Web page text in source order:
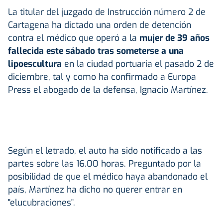
La titular del juzgado de Instrucción número 2 de
Cartagena ha dictado una orden de detención
contra el médico que operó a la mujer de 39 años
fallecida este sábado tras someterse a una
lipoescultura en la ciudad portuaria el pasado 2 de
diciembre, tal y como ha confirmado a Europa
Press el abogado de la defensa, Ignacio Martínez.
Según el letrado, el auto ha sido notificado a las
partes sobre las 16.00 horas. Preguntado por la
posibilidad de que el médico haya abandonado el
país, Martínez ha dicho no querer entrar en
"elucubraciones".